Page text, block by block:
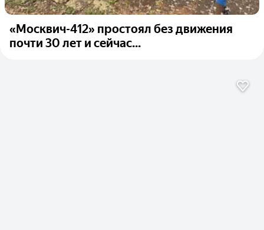
«Москвич-412» простоял без движения
почти 30 лет и сейчас...